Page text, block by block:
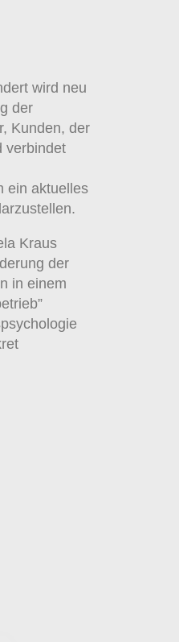
wird neu
der
Kunden, der
verbindet
ein aktuelles
Kraus
der
in einem